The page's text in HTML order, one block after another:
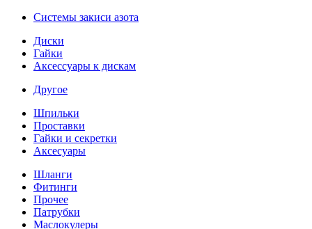
Системы закиси азота
Диски
Гайки
Аксессуары к дискам
Другое
Шпильки
Проставки
Гайки и секретки
Аксесуары
Шланги
Фитинги
Прочее
Патрубки
Маслокулеры